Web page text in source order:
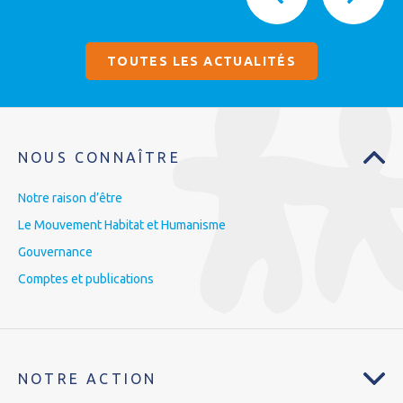
TOUTES LES ACTUALITÉS
NOUS CONNAÎTRE
Notre raison d’être
Le Mouvement Habitat et Humanisme
Gouvernance
Comptes et publications
NOTRE ACTION